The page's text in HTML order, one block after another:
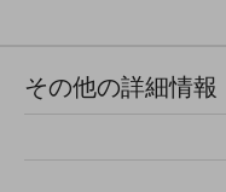
その他の詳細情報